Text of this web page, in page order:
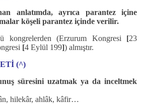
anlatımda, ayrıca parantez içine
köşeli parantez içinde verilir.
kongrelerden (Erzurum Kongresi [23
[4 Eylül 199]) almıştır.
(^)
süresini uzatmak ya da inceltmek
hilekâr, ahlâk, kâfir…